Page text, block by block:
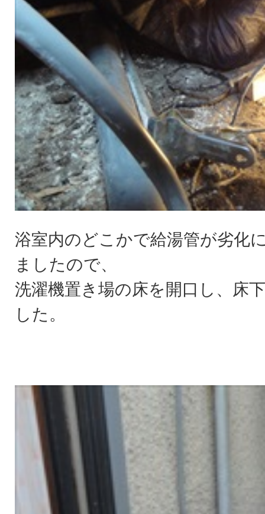
浴室内のどこかで給湯管が劣化
ましたので、
洗濯機置き場の床を開口し、床
した。